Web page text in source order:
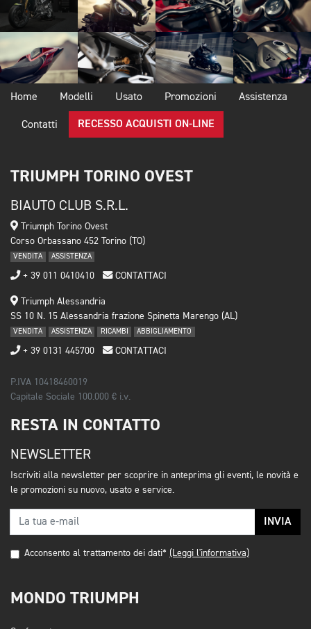
Home Modelli Usato Promozioni Assistenza
Contatti RECESSO ACQUISTI ON-LINE
TRIUMPH TORINO OVEST
BIAUTO CLUB S.R.L.
Triumph Torino Ovest
Corso Orbassano 452 Torino (TO)
VENDITA ASSISTENZA
+ 39 011 0410410 CONTATTACI
Triumph Alessandria
SS 10 N. 15 Alessandria frazione Spinetta Marengo (AL)
VENDITA ASSISTENZA RICAMBI ABBIGLIAMENTO
+ 39 0131 445700 CONTATTACI
P.IVA 10418460019
Capitale Sociale 100.000 € i.v.
RESTA IN CONTATTO
NEWSLETTER
Iscriviti alla newsletter per scoprire in anteprima gli eventi, le novità e
le promozioni su nuovo, usato e service.
INVIA
Acconsento al trattamento dei dati* (Leggi l'informativa)
MONDO TRIUMPH